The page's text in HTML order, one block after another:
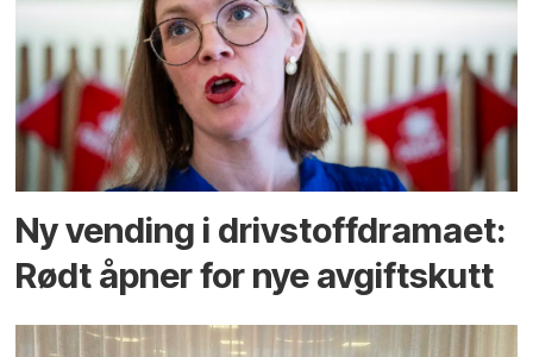
Ny vending i drivstoffdramaet:
Rødt åpner for nye avgiftskutt